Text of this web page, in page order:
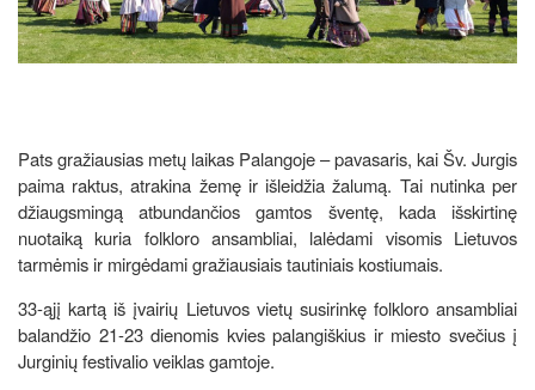
Pats gražiausias metų laikas Palangoje – pavasaris, kai Šv. Jurgis
paima raktus, atrakina žemę ir išleidžia žalumą. Tai nutinka per
džiaugsmingą atbundančios gamtos šventę, kada išskirtinę
nuotaiką kuria folkloro ansambliai, lalėdami visomis Lietuvos
tarmėmis ir mirgėdami gražiausiais tautiniais kostiumais.
33-ąjį kartą iš įvairių Lietuvos vietų susirinkę folkloro ansambliai
balandžio 21-23 dienomis kvies palangiškius ir miesto svečius į
Jurginių festivalio veiklas gamtoje.